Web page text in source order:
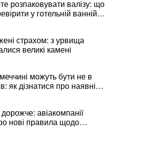
розпаковувати валізу: що
у готельній ванній
мандрівниці
страхом: з урвища
великі камені
можуть бути не в
як дізнатися про наявні
авіакомпанії
нові правила щодо